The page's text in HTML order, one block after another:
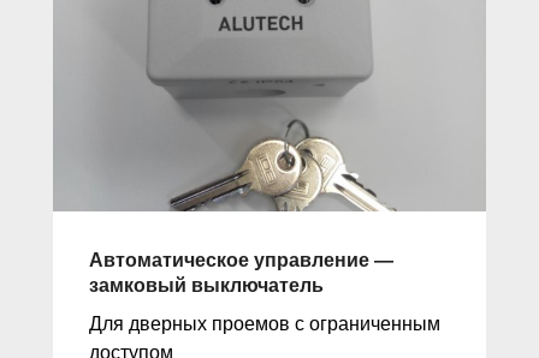
Автоматическое управление —
замковый выключатель
Для дверных проемов с ограниченным
доступом